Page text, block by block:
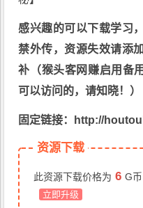
感兴趣的可以下载学习
禁外传，资源失效请添
补（猴头客网赚启用备
可以访问的，请知晓！）
固定链接：http://
资源下载
此资源下载价格为 6 G币
立即升级